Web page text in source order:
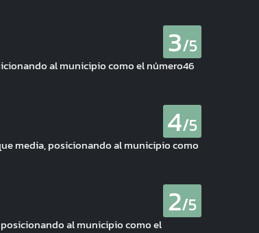
3/5
al municipio como el número46
4/5
media, posicionando al municipio como
2/5
posicionando al municipio como el